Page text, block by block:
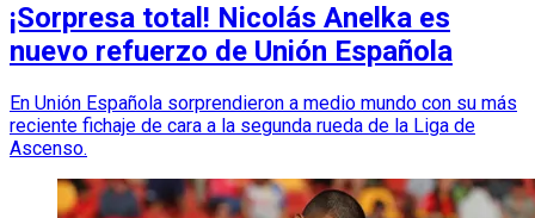
¡Sorpresa total! Nicolás Anelka es
nuevo refuerzo de Unión Española
En Unión Española sorprendieron a medio mundo con su más
reciente fichaje de cara a la segunda rueda de la Liga de
Ascenso.